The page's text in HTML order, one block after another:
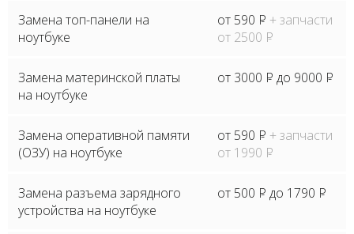
Замена топ-панели на
ноутбуке
от 590 P + запчасти
от 2500 P
Замена материнской платы
на ноутбуке
от 3000 P до 9000 P
Замена оперативной памяти
(ОЗУ) на ноутбуке
от 590 P + запчасти
от 1990 P
Замена разъема зарядного
устройства на ноутбуке
от 500 P до 1790 P